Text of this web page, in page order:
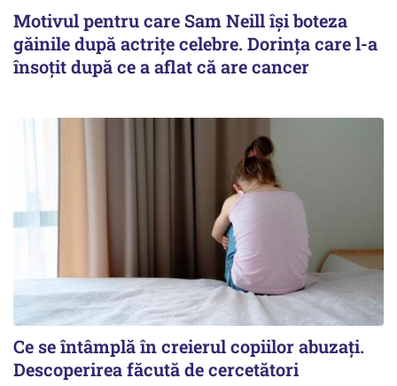
Motivul pentru care Sam Neill își boteza
găinile după actrițe celebre. Dorința care l-a
însoțit după ce a aflat că are cancer
Ce se întâmplă în creierul copiilor abuzați.
Descoperirea făcută de cercetători